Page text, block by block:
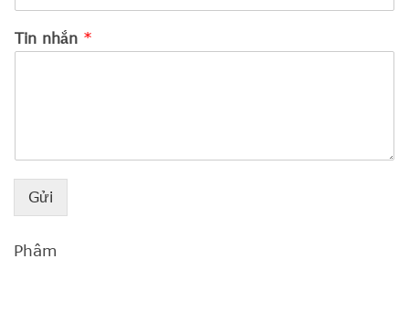
Tin nhắn *
Gửi
Phâm